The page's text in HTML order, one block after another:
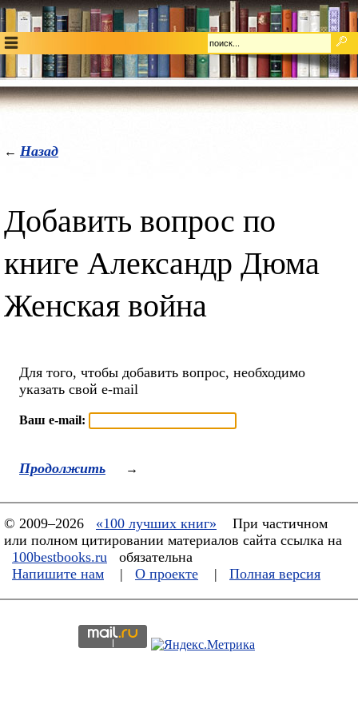
← Назад
Добавить вопрос по
книге Александр Дюма
Женская война
Для того, чтобы добавить вопрос, необходимо
указать свой e-mail
Ваш e-mail:
Продолжить →
© 2009–2026 «100 лучших книг»
При частичном
или полном цитировании материалов сайта ссылка на
100bestbooks.ru
обязательна
Напишите нам
| О проекте | Полная версия